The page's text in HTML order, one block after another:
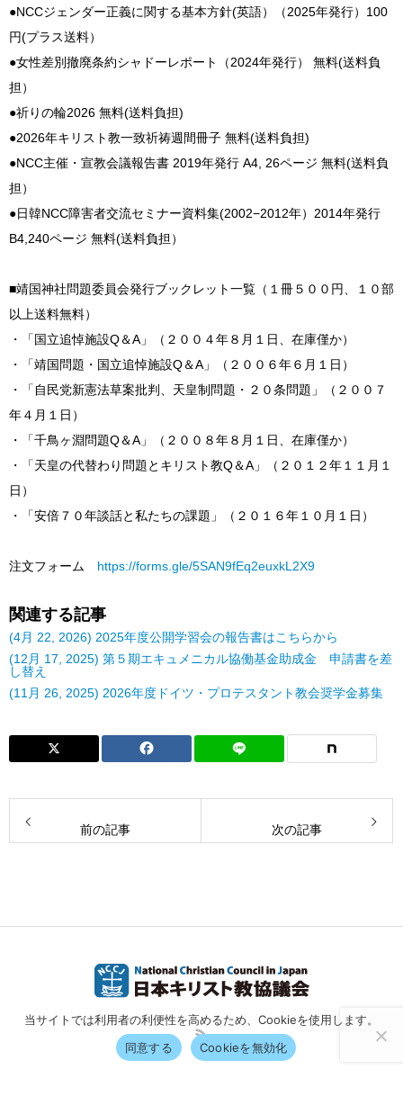
●NCCジェンダー正義に関する基本方針(英語）（2025年発行）100
円(プラス送料）
●女性差別撤廃条約シャドーレポート（2024年発行） 無料(送料負
担）
●祈りの輪2026 無料(送料負担)
●2026年キリスト教一致祈祷週間冊子 無料(送料負担)
●NCC主催・宣教会議報告書 2019年発行 A4, 26ページ 無料(送料負
担）
●日韓NCC障害者交流セミナー資料集(2002−2012年）2014年発行
B4,240ページ 無料(送料負担）
■靖国神社問題委員会発行ブックレット一覧（１冊５００円、１０部
以上送料無料）
・「国立追悼施設Q＆A」（２００４年８月１日、在庫僅か）
・「靖国問題・国立追悼施設Q＆A」（２００６年６月１日）
・「自民党新憲法草案批判、天皇制問題・２０条問題」（２００７
年４月１日）
・「千鳥ヶ淵問題Q＆A」（２００８年８月１日、在庫僅か）
・「天皇の代替わり問題とキリスト教Q＆A」（２０１２年１１月１
日）
・「安倍７０年談話と私たちの課題」（２０１６年１０月１日）
注文フォーム ​https://forms.gle/5SAN9fEq2euxkL2X9
関連する記事
(4月 22, 2026) 2025年度公開学習会の報告書はこちらから
(12月 17, 2025) 第５期エキュメニカル協働基金助成金 申請書を差
し替え
(11月 26, 2025) 2026年度ドイツ・プロテスタント教会奨学金募集
前の記事 次の記事
当サイトでは利用者の利便性を高めるため、Cookieを使用します。
同意する
Cookieを無効化